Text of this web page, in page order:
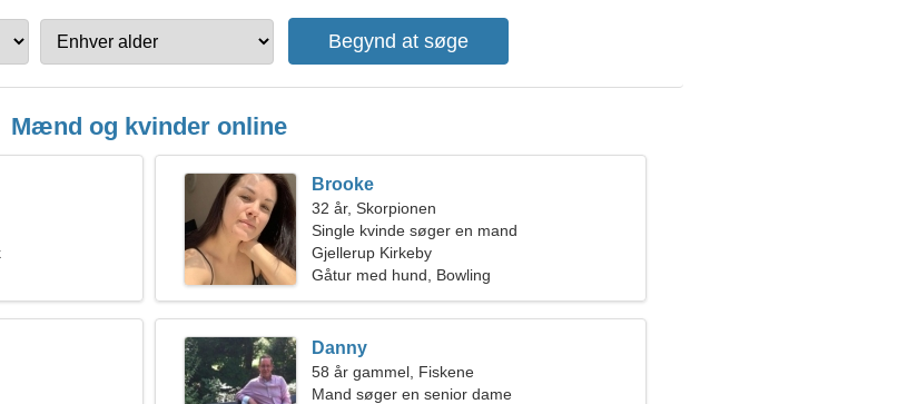
Mænd og kvinder online
Brooke
32 år, Skorpionen
Single kvinde søger en mand
Gjellerup Kirkeby
Gåtur med hund, Bowling
Danny
58 år gammel, Fiskene
Mand søger en senior dame